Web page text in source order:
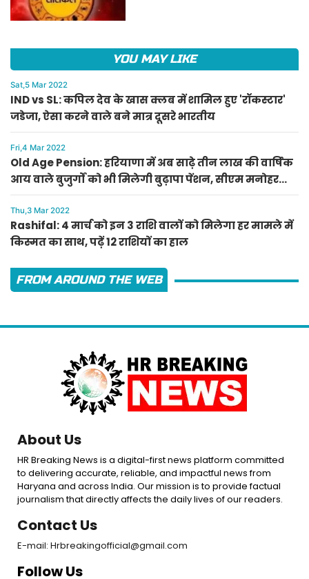
YOU MAY LIKE
Sat,5 Mar 2022
IND vs SL: कपिल देव के खास क्लब में शामिल हुए 'रॉकस्टार'
जडेजा, ऐसा करने वाले बने मात्र दूसरे भारतीय
Fri,4 Mar 2022
Old Age Pension: हरियाणा में अब साढ़े तीन लाख की वार्षिक
आय वाले बुजुर्गों को भी मिलेगी बुढ़ापा पेंशन, सीएम मनोहर
लाल का ऐलान
Thu,3 Mar 2022
Rashifal: 4 मार्च को इन 3 राशि वालों को मिलेगा हर मामले में
किस्मत का साथ, पढ़ें 12 राशियों का हाल
FROM AROUND THE WEB
About Us
HR Breaking News is a digital-first news platform committed
to delivering accurate, reliable, and impactful news from
Haryana and across India. Our mission is to provide factual
journalism that directly affects the daily lives of our readers.
Contact Us
E-mail: Hrbreakingofficial@gmail.com
Follow Us